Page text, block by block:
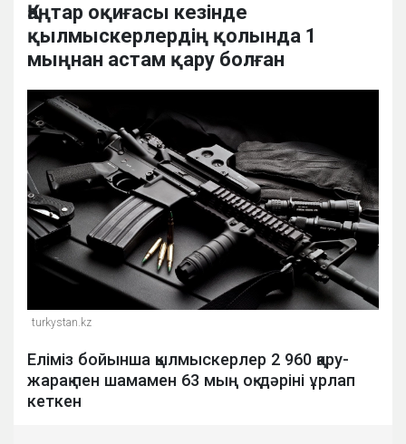
Қаңтар оқиғасы кезінде
қылмыскерлердің қолында 1
мыңнан астам қару болған
turkystan.kz
Еліміз бойынша қылмыскерлер 2 960 қару-
жарақ пен шамамен 63 мың оқ-дәріні ұрлап
кеткен